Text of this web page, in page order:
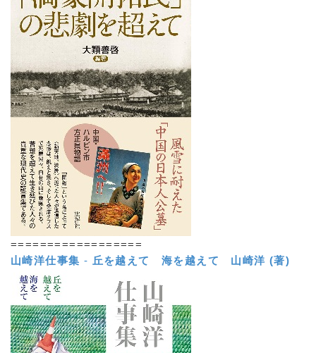
==================
山崎洋仕事集 - 丘を越えて 海を越えて 山崎洋 (著)